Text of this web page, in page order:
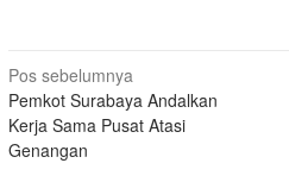
Navigasi
pos
Pos sebelumnya
Pemkot Surabaya Andalkan
Kerja Sama Pusat Atasi
Genangan